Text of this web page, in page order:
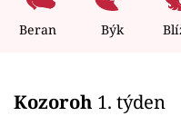
Celebrity
Seriály
Beran Býk
Kozoroh 1. týden